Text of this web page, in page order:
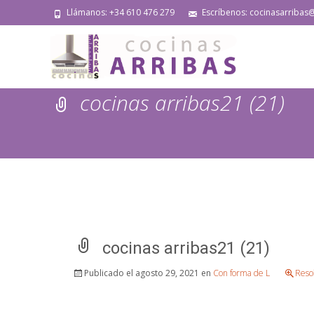
Llámanos: +34 610 476 279 Escríbenos:
cocinas arribas21 (21)
cocinas arribas21 (21)
Publicado el agosto 29, 2021 en Con forma de L